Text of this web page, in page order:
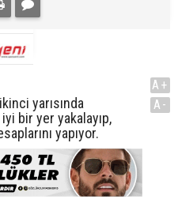
yarısında
bir yer yakalayıp,
yapıyor.
A+
A-